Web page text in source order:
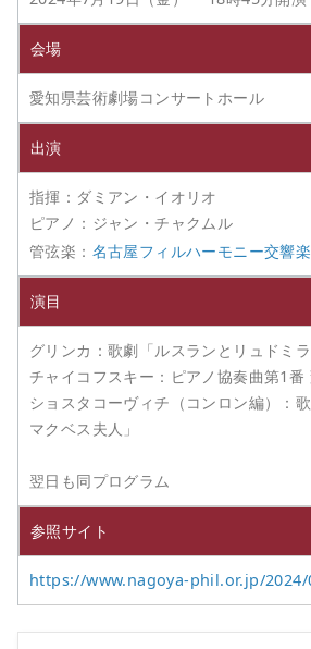
会場
愛知県芸術劇場コンサートホール
出演
指揮：ダミアン・イオリオ
ピアノ：ジャン・チャクムル
管弦楽： 名古屋フィルハーモニー交響
演目
グリンカ：歌劇「ルスランとリュドミ
チャイコフスキー：ピアノ協奏曲第1
ショスタコーヴィチ（コンロン編）：
マクベス夫人」
翌日も同プログラム
参照サイト
https://www.nagoya-phil.or.jp/2024/